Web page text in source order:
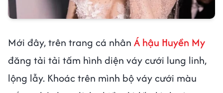
Mới đây, trên trang cá nhân Á hậu Huyền My
đăng tải tải tấm hình diện váy cưới lung linh,
lộng lẫy. Khoác trên mình bộ váy cưới màu